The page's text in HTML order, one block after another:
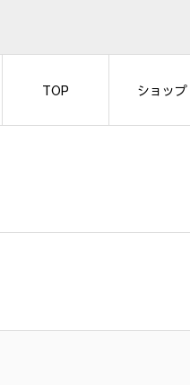
TOP ショップ